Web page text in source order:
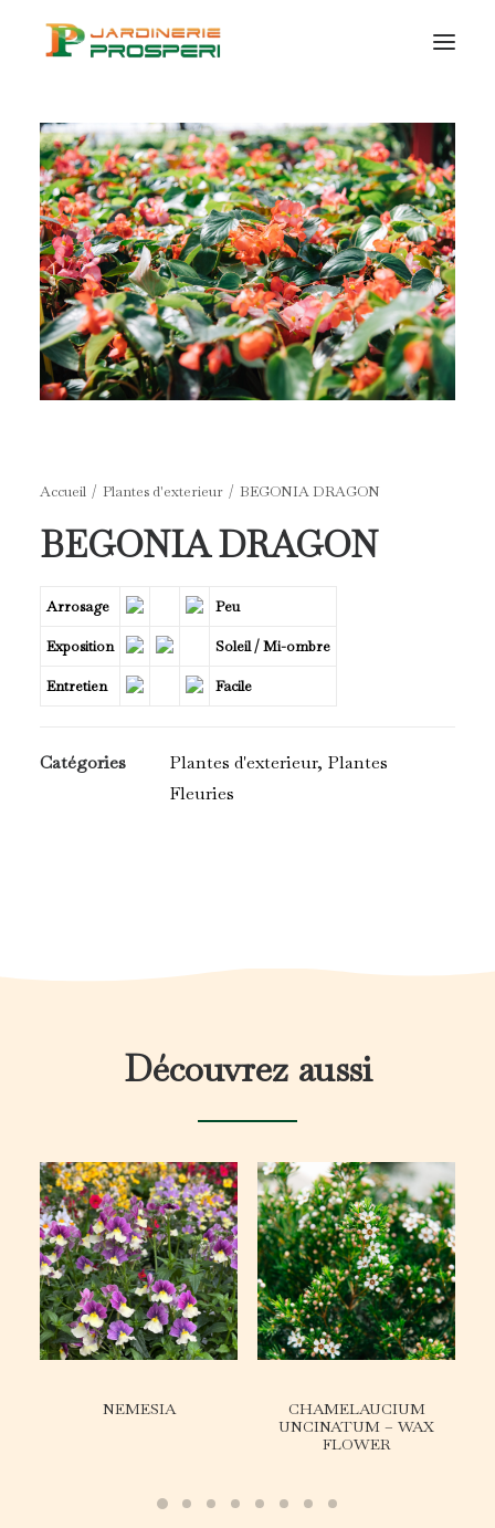
VÉGÉTAUX
SUR MESURE
CERTIFICATION
BIO
CONSEILS ET IDÉES
CONTACT
Accueil Plantes d'exterieur BEGONIA DRAGON
BEGONIA DRAGON
Arrosage Peu
Exposition Soleil / Mi-ombre
Entretien Facile
Catégories Plantes d'exterieur, Plantes
Fleuries
Découvrez aussi
NEMESIA
CHAMELAUCIUM
UNCINATUM – WAX
FLOWER